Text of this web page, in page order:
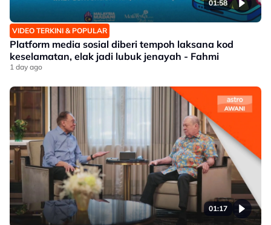
01:58
VIDEO TERKINI & POPULAR
Platform media sosial diberi tempoh laksana kod
keselamatan, elak jadi lubuk jenayah - Fahmi
1 day ago
01:17